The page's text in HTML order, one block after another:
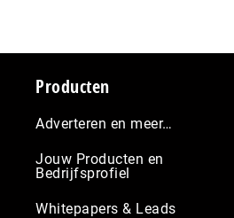
Producten
Adverteren en meer…
Jouw Producten en
Bedrijfsprofiel
Whitepapers & Leads